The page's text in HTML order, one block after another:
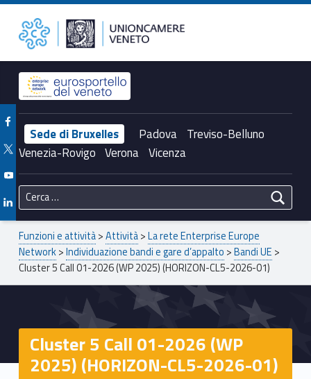
Cluster 5 Call 01-2026 (WP 2025) (HORIZON-CL5-2026-01) – Unioncamere del Veneto Unioncamere del Veneto
Header info sidebar
Sede di Bruxelles Padova Treviso-Belluno
Venezia-Rovigo Verona Vicenza
Facebook Unioncamere Veneto
Twitter Unioncamere Veneto
Youtube Unioncamere Veneto
Linkedin Unioncamere Veneto
Ricerca per:
Breadcrumbs navigation
Funzioni e attività>Attività>La rete Enterprise Europe
Network>Individuazione bandi e gare d’appalto >Bandi UE >
Cluster 5 Call 01-2026 (WP 2025) (HORIZON-CL5-2026-01)
Cluster 5 Call 01-2026 (WP
2025) (HORIZON-CL5-2026-01)